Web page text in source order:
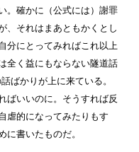
。確かに（公式には）謝罪
、それはまあともかくとし
分にとってみればこれ以上
全く益にもならない隧道話
ばかりが上に来ている。
ばいいのに。そうすれば反
虐的になってみたりもす
に書いたものだ。